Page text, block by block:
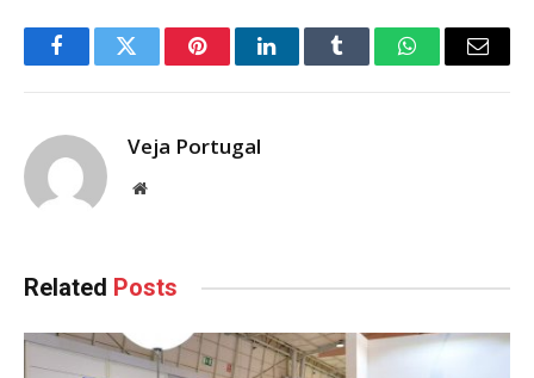
FacebookTwitter PinterestLinkedInTumblr WhatsAppEmail
Veja Portugal
Website
Related Posts